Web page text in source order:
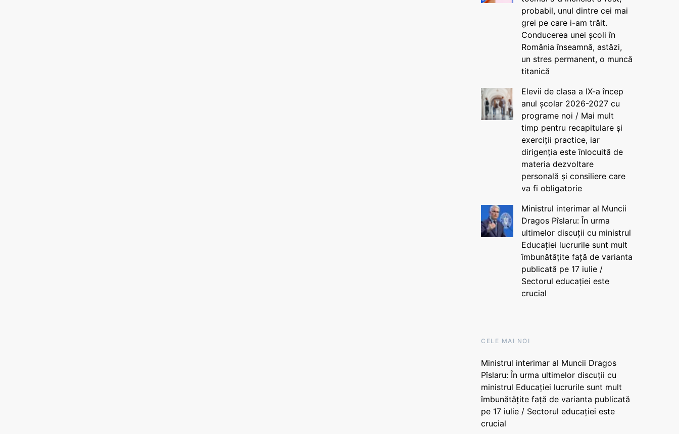
probabil, unul dintre cei mai
grei pe care i-am trăit.
Conducerea unei școli în
România înseamnă, astăzi,
un stres permanent, o muncă
titanică
Elevii de clasa a IX-a încep
anul școlar 2026-2027 cu
programe noi / Mai mult
timp pentru recapitulare și
exerciții practice, iar
dirigenția este înlocuită de
materia dezvoltare
personală și consiliere care
va fi obligatorie
Ministrul interimar al Muncii
Dragos Pîslaru: În urma
ultimelor discuții cu ministrul
Educației lucrurile sunt mult
îmbunătățite față de varianta
publicată pe 17 iulie /
Sectorul educației este
crucial
CELE MAI NOI
Ministrul interimar al Muncii Dragos
Pîslaru: În urma ultimelor discuții cu
ministrul Educației lucrurile sunt mult
îmbunătățite față de varianta publicată
pe 17 iulie / Sectorul educației este
crucial